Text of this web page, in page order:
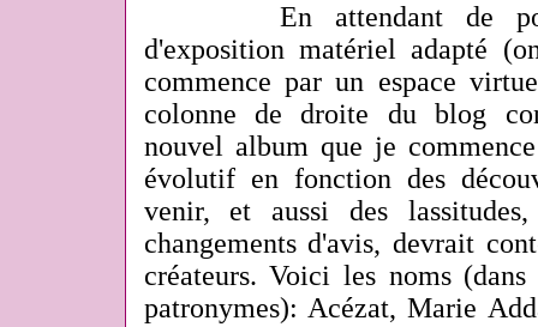
En attendant de
d'exposition matériel adapté
commence par un espace
colonne de droite du blog
nouvel album que je
évolutif en fonction des
venir, et aussi des
changements d'avis, devrait
créateurs. Voici les noms
patronymes): Acézat, Marie